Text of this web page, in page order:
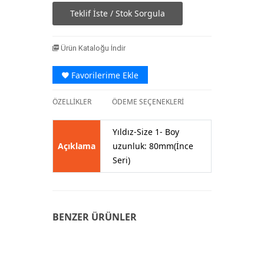
Teklif İste / Stok Sorgula
Ürün Kataloğu İndir
Favorilerime Ekle
ÖZELLİKLER ÖDEME SEÇENEKLERİ
Açıklama
Yıldız-Size 1- Boy
uzunluk: 80mm(İnce
Seri)
BENZER ÜRÜNLER